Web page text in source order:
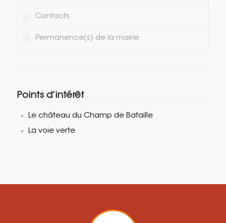
Contacts
Permanence(s) de la mairie
Points d’intérêt
Le château du Champ de Bataille
La voie verte